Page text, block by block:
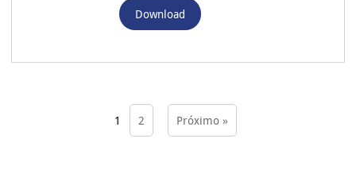
Download
1 2 Próximo »